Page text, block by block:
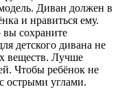
Диван должен в
и нравиться ему.
вы сохраните
детского дивана не
веществ. Лучше
Чтобы ребёнок не
острыми углами.